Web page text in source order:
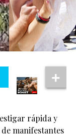
rápida y
manifestantes